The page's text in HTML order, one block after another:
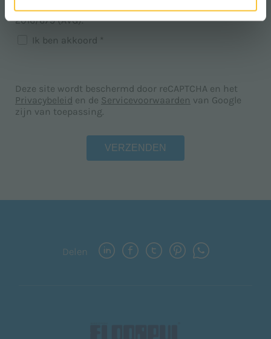
opgesteld in overeenstemming met EU-verordening
2016/679 (AVG).
Ik ben akkoord *
Deze site wordt beschermd door reCAPTCHA en het
Privacybeleid en de Servicevoorwaarden van Google
zijn van toepassing.
Delen